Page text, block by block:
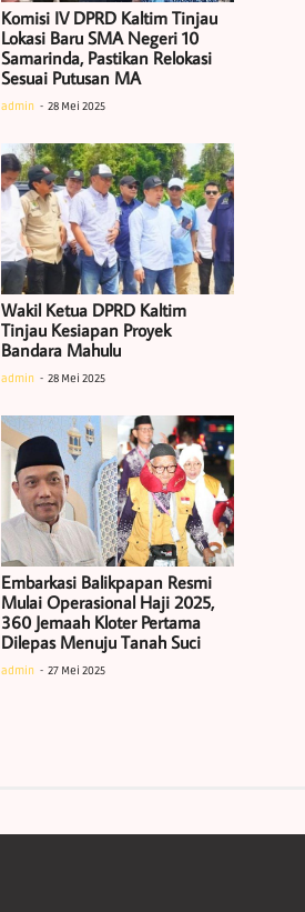
Komisi IV DPRD Kaltim Tinjau
Lokasi Baru SMA Negeri 10
Samarinda, Pastikan Relokasi
Sesuai Putusan MA
admin 28 Mei 2025
Wakil Ketua DPRD Kaltim
Tinjau Kesiapan Proyek
Bandara Mahulu
admin 28 Mei 2025
Embarkasi Balikpapan Resmi
Mulai Operasional Haji 2025,
360 Jemaah Kloter Pertama
Dilepas Menuju Tanah Suci
admin 27 Mei 2025